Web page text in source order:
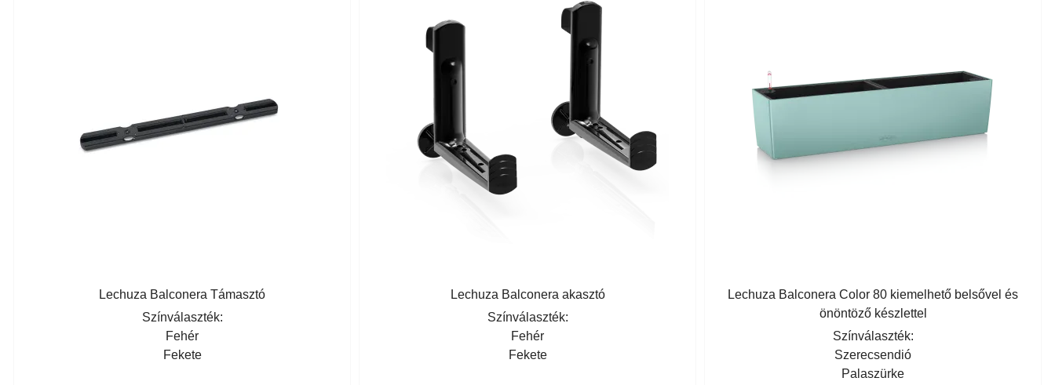
Lechuza Balconera Támasztó
Színválaszték:
Fehér
Fekete
Lechuza Balconera akasztó
Színválaszték:
Fehér
Fekete
Lechuza Balconera Color 80 kiemelhető belsővel és
önöntöző készlettel
Színválaszték:
Szerecsendió
Palaszürke